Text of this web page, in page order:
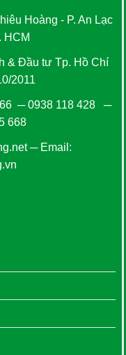
Hoàng - P. An Lạc
HCM
& Đầu tư Tp. Hồ Chí
2011
─0938 118 428─
668
─ Email: